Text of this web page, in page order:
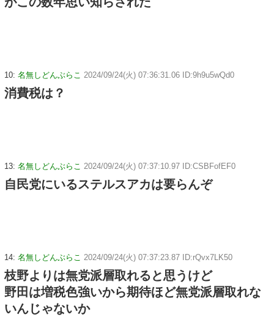
10: 名無しどんぶらこ 2024/09/24(火) 07:36:31.06 ID:9h9u5wQd0
消費税は？
13: 名無しどんぶらこ 2024/09/24(火) 07:37:10.97 ID:CSBFofEF0
自民党にいるステルスアカは要らんぞ
14: 名無しどんぶらこ 2024/09/24(火) 07:37:23.87 ID:rQvx7LK50
枝野よりは無党派層取れると思うけど
野田は増税色強いから期待ほど無党派層取れな
いんじゃないか